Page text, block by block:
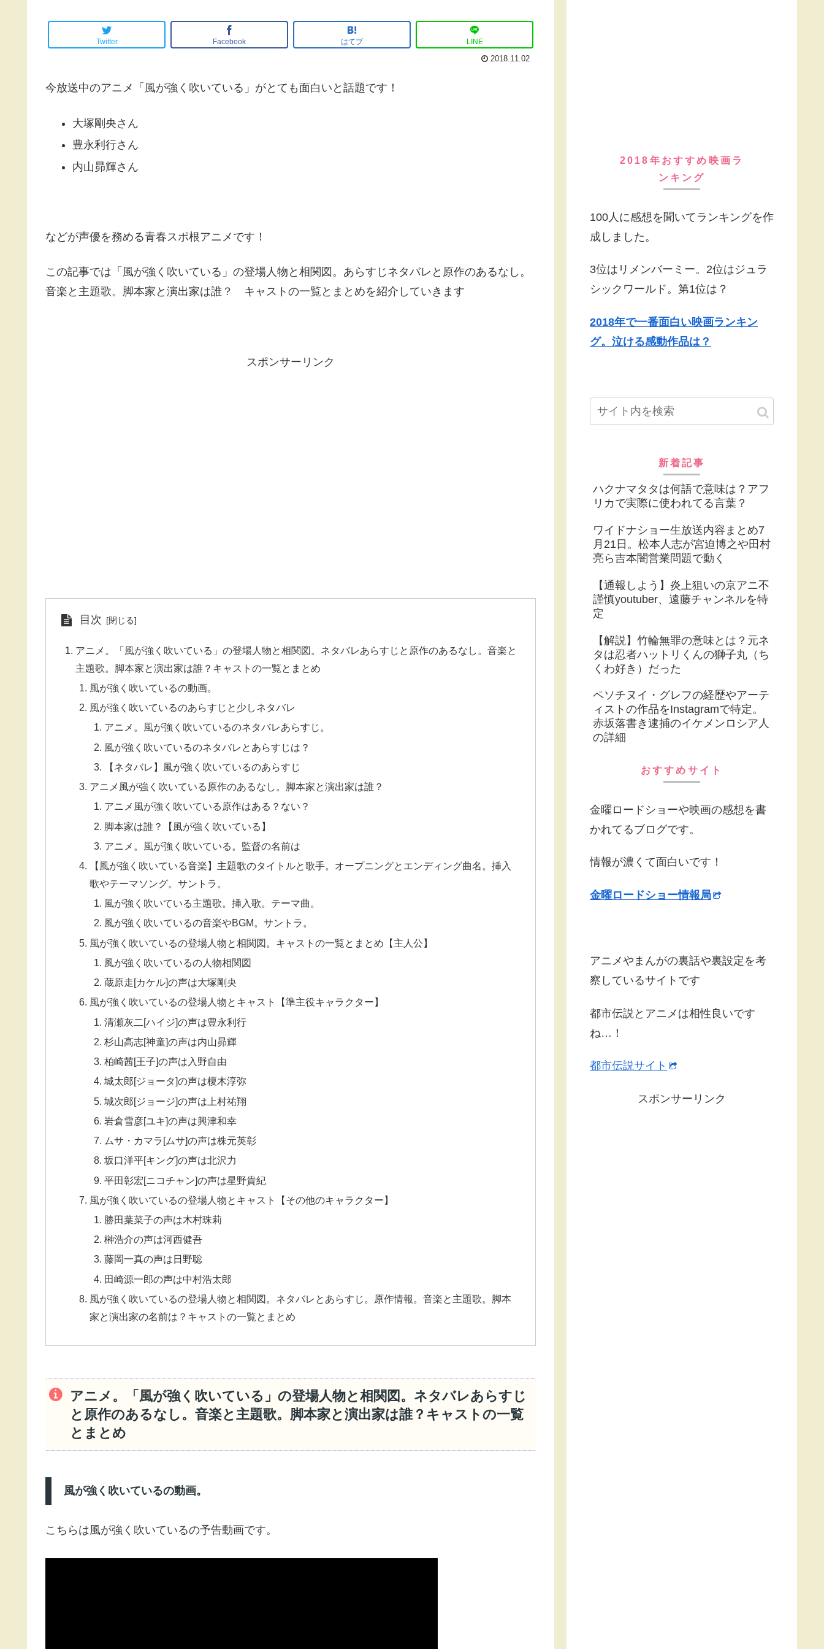
Twitter Facebook はてブ LINE
2018.11.02
今放送中のアニメ「風が強く吹いている」がとても面白いと話題です！
大塚剛央さん
豊永利行さん
内山昴輝さん
などが声優を務める青春スポ根アニメです！
この記事では「風が強く吹いている」の登場人物と相関図。あらすじネタバレと原作のあるなし。
音楽と主題歌。脚本家と演出家は誰？ キャストの一覧とまとめを紹介していきます
スポンサーリンク
目次
アニメ。「風が強く吹いている」の登場人物と相関図。ネタバレあらすじと原作のあるなし。音楽と
主題歌。脚本家と演出家は誰？キャストの一覧とまとめ
風が強く吹いているの動画。
風が強く吹いているのあらすじと少しネタバレ
アニメ。風が強く吹いているのネタバレあらすじ。
風が強く吹いているのネタバレとあらすじは？
【ネタバレ】風が強く吹いているのあらすじ
アニメ風が強く吹いている原作のあるなし。脚本家と演出家は誰？
アニメ風が強く吹いている原作はある？ない？
脚本家は誰？【風が強く吹いている】
アニメ。風が強く吹いている。監督の名前は
【風が強く吹いている音楽】主題歌のタイトルと歌手。オープニングとエンディング曲名。挿入
歌やテーマソング。サントラ。
風が強く吹いている主題歌。挿入歌。テーマ曲。
風が強く吹いているの音楽やBGM。サントラ。
風が強く吹いているの登場人物と相関図。キャストの一覧とまとめ【主人公】
風が強く吹いているの人物相関図
蔵原走[カケル]の声は大塚剛央
風が強く吹いているの登場人物とキャスト【準主役キャラクター】
清瀬灰二[ハイジ]の声は豊永利行
杉山高志[神童]の声は内山昴輝
柏崎茜[王子]の声は入野自由
城太郎[ジョータ]の声は榎木淳弥
城次郎[ジョージ]の声は上村祐翔
岩倉雪彦[ユキ]の声は興津和幸
ムサ・カマラ[ムサ]の声は株元英彰
坂口洋平[キング]の声は北沢力
平田彰宏[ニコチャン]の声は星野貴紀
風が強く吹いているの登場人物とキャスト【その他のキャラクター】
勝田葉菜子の声は木村珠莉
榊浩介の声は河西健吾
藤岡一真の声は日野聡
田崎源一郎の声は中村浩太郎
風が強く吹いているの登場人物と相関図。ネタバレとあらすじ。原作情報。音楽と主題歌。脚本
家と演出家の名前は？キャストの一覧とまとめ
アニメ。「風が強く吹いている」の登場人物と相関図。ネタバレあらすじ
と原作のあるなし。音楽と主題歌。脚本家と演出家は誰？キャストの一覧
とまとめ
風が強く吹いているの動画。
こちらは風が強く吹いているの予告動画です。
2018年おすすめ映画ラ
ンキング
100人に感想を聞いてランキングを作
成しました。
3位はリメンバーミー。2位はジュラ
シックワールド。第1位は？
2018年で一番面白い映画ランキン
グ。泣ける感動作品は？
新着記事
ハクナマタタは何語で意味は？アフ
リカで実際に使われてる言葉？
ワイドナショー生放送内容まとめ7
月21日。松本人志が宮迫博之や田村
亮ら吉本闇営業問題で動く
【通報しよう】炎上狙いの京アニ不
謹慎youtuber、遠藤チャンネルを特
定
【解説】竹輪無罪の意味とは？元ネ
タは忍者ハットリくんの獅子丸（ち
くわ好き）だった
ペソチヌイ・グレフの経歴やアーテ
ィストの作品をInstagramで特定。
赤坂落書き逮捕のイケメンロシア人
の詳細
おすすめサイト
金曜ロードショーや映画の感想を書
かれてるブログです。
情報が濃くて面白いです！
金曜ロードショー情報局
アニメやまんがの裏話や裏設定を考
察しているサイトです
都市伝説とアニメは相性良いです
ね…！
都市伝説サイト
スポンサーリンク